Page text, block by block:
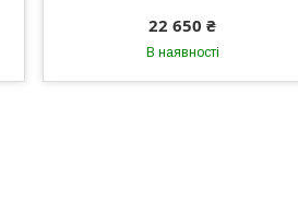
22 650 ₴
В наявності